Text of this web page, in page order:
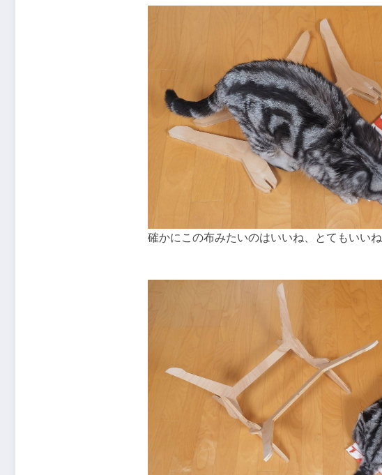
確かにこの布みたいのはいいね、とてもいいね